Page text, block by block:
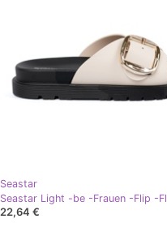
Seastar
22,64 €